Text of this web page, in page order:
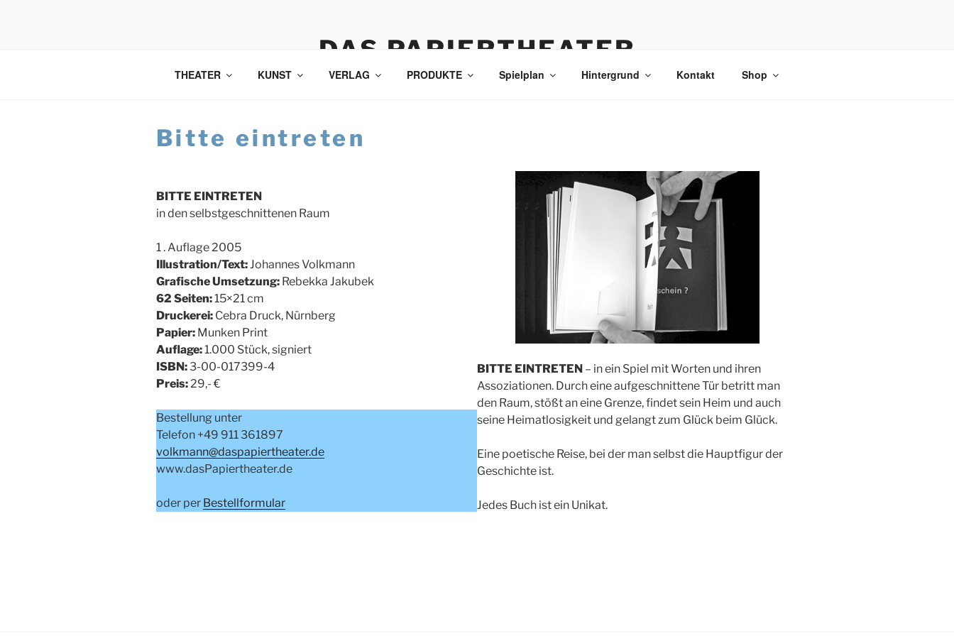
DAS PAPIERTHEATER
THEATER KUNST VERLAG PRODUKTE Spielplan Hintergrund Kontakt Shop
Bitte eintreten
BITTE EINTRETEN
in den selbstgeschnittenen Raum
1 . Auflage 2005
Illustration/Text:Johannes Volkmann
Grafische Umsetzung: Rebekka Jakubek
62 Seiten:15×21 cm
Druckerei: Cebra Druck, Nürnberg
Papier: Munken Print
Auflage:1.000 Stück, signiert
ISBN:3-00-017399-4
Preis:29,- €
Bestellung unter
Telefon +49 911 361897
volkmann@daspapiertheater.de
www.dasPapiertheater.de
oder per Bestellformular
BITTE EINTRETEN – in ein Spiel mit Worten und ihren
Assoziationen. Durch eine aufgeschnittene Tür betritt man
den Raum, stößt an eine Grenze, findet sein Heim und auch
seine Heimatlosigkeit und gelangt zum Glück beim Glück.
Eine poetische Reise, bei der man selbst die Haupt­figur der
Geschichte ist.
Jedes Buch ist ein Unikat.